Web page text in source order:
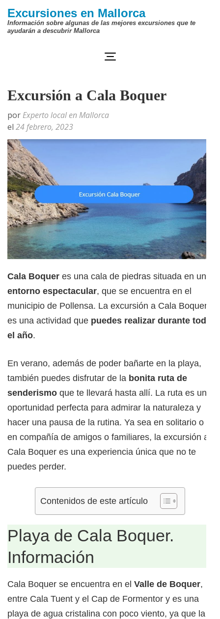
Saltar
contenido
Intro)
Excursiones en Mallorca
Información sobre algunas de las mejores excursiones que te
ayudarán a descubrir Mallorca
Excursión a Cala Boquer
por Experto local en Mallorca
el 24 febrero, 2023
Cala Boquer es una cala de piedras situada en un
entorno espectacular, que se encuentra en el
municipio de Pollensa. La excursión a Cala Boquer
es una actividad que puedes realizar durante todo
el año.
En verano, además de poder bañarte en la playa,
también puedes disfrutar de la bonita ruta de
senderismo que te llevará hasta allí. La ruta es una
oportunidad perfecta para admirar la naturaleza y
hacer una pausa de la rutina. Ya sea en solitario o
en compañía de amigos o familiares, la excursión a
Cala Boquer es una experiencia única que no te
puedes perder.
Contenidos de este artículo
Playa de Cala Boquer.
Información
Cala Boquer se encuentra en el Valle de Boquer,
entre Cala Tuent y el Cap de Formentor y es una
playa de agua cristalina con poco viento, ya que la